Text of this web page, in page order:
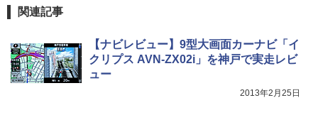
関連記事
【ナビレビュー】9型大画面カーナビ「イ
クリプス AVN-ZX02i」を神戸で実走レビ
ュー
2013年2月25日